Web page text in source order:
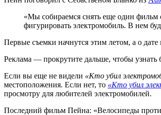
«Мы собираемся снять еще один фильм
фигурировать электромобиль. В нем
Первые съемки начнутся этим летом, а о
Реклама — прокрутите дальше, чтобы узнать
Если вы еще не видели «Кто убил
местоположения. Если нет, то «Кто убил
просмотру для любителей электромобилей.
Последний фильм Пейна: «Велосипеды